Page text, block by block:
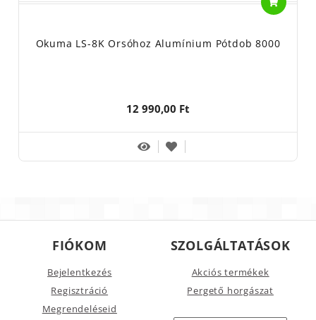
Okuma LS-8K Orsóhoz Alumínium Pótdob 8000
12 990,00 Ft
FIÓKOM
Bejelentkezés
Regisztráció
Megrendeléseid
SZOLGÁLTATÁSOK
Akciós termékek
Pergető horgászat